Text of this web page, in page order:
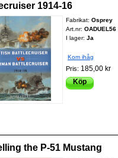
1914-16
Fabrikat:Osprey
Art.nr:OADUEL56
I lager: Ja
Kom ihåg
Pris: 185,00 kr
Köp
the P-51 Mustang